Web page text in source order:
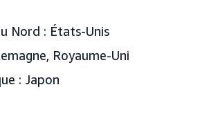
Nord : États-Unis
Royaume-Uni
: Japon